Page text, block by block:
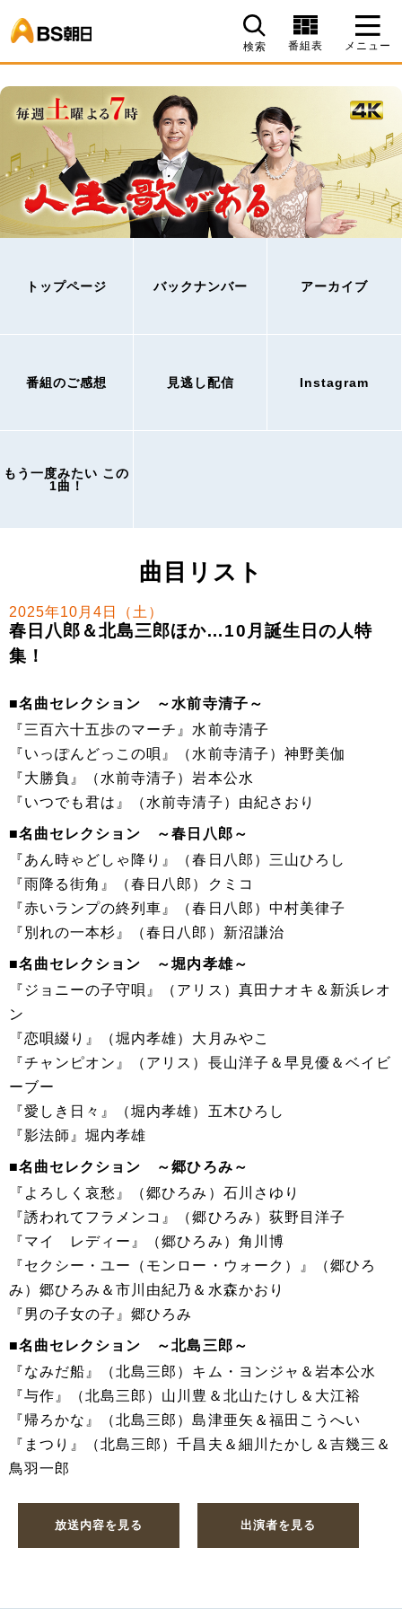
検索 番組表 メニュー
トップページ バックナンバー アーカイブ
番組のご感想 見逃し配信 Instagram
もう一度みたい この
1曲！
曲目リスト
2025年10月4日（土）
春日八郎＆北島三郎ほか…10月誕生日の人特
集！
■名曲セレクション ～水前寺清子～
『三百六十五歩のマーチ』水前寺清子
『いっぽんどっこの唄』（水前寺清子）神野美伽
『大勝負』（水前寺清子）岩本公水
『いつでも君は』（水前寺清子）由紀さおり
■名曲セレクション ～春日八郎～
『あん時ゃどしゃ降り』（春日八郎）三山ひろし
『雨降る街角』（春日八郎）クミコ
『赤いランプの終列車』（春日八郎）中村美律子
『別れの一本杉』（春日八郎）新沼謙治
■名曲セレクション ～堀内孝雄～
『ジョニーの子守唄』（アリス）真田ナオキ＆新浜レオ
ン
『恋唄綴り』（堀内孝雄）大月みやこ
『チャンピオン』（アリス）長山洋子＆早見優＆ベイビ
ーブー
『愛しき日々』（堀内孝雄）五木ひろし
『影法師』堀内孝雄
■名曲セレクション ～郷ひろみ～
『よろしく哀愁』（郷ひろみ）石川さゆり
『誘われてフラメンコ』（郷ひろみ）荻野目洋子
『マイ レディー』（郷ひろみ）角川博
『セクシー・ユー（モンロー・ウォーク）』（郷ひろ
み）郷ひろみ＆市川由紀乃＆水森かおり
『男の子女の子』郷ひろみ
■名曲セレクション ～北島三郎～
『なみだ船』（北島三郎）キム・ヨンジャ＆岩本公水
『与作』（北島三郎）山川豊＆北山たけし＆大江裕
『帰ろかな』（北島三郎）島津亜矢＆福田こうへい
『まつり』（北島三郎）千昌夫＆細川たかし＆吉幾三＆
鳥羽一郎
放送内容を見る 出演者を見る